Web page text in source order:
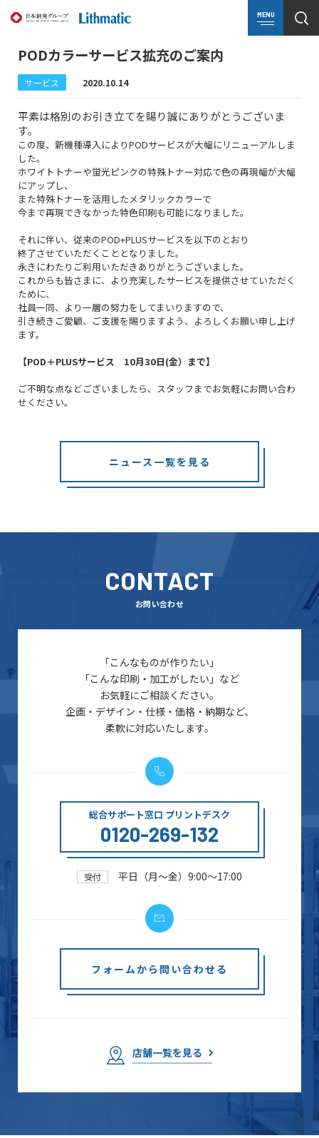
MENU
PODカラーサービス拡充のご案内
サービス 2020.10.14
平素は格別のお引き立てを賜り誠にありがとうございま
す。
この度、新機種導入によりPODサービスが大幅にリニューアルしま
した。
ホワイトトナーや蛍光ピンクの特殊トナー対応で色の再現幅が大幅
にアップし、
また特殊トナーを活用したメタリックカラーで
今まで再現できなかった特色印刷も可能になりました。
それに伴い、従来のPOD+PLUSサービスを以下のとおり
終了させていただくこととなりました。
永きにわたりご利用いただきありがとうございました。
これからも皆さまに、より充実したサービスを提供させていただく
ために、
社員一同、より一層の努力をしてまいりますので、
引き続きご愛顧、ご支援を賜りますよう、よろしくお願い申し上げ
ます。
【POD＋PLUSサービス 10月30日(金）まで】
ご不明な点などございましたら、スタッフまでお気軽にお問い合わ
せください。
ニュース一覧を見る
CONTACT
お問い合わせ
「こんなものが作りたい」
「こんな印刷・加工がしたい」など
お気軽にご相談ください。
企画・デザイン・仕様・価格・納期など、
柔軟に対応いたします。
総合サポート窓口 プリントデスク
0120-269-132
受付 平日（月～金）9:00～17:00
フォームから問い合わせる
店舗一覧を見る